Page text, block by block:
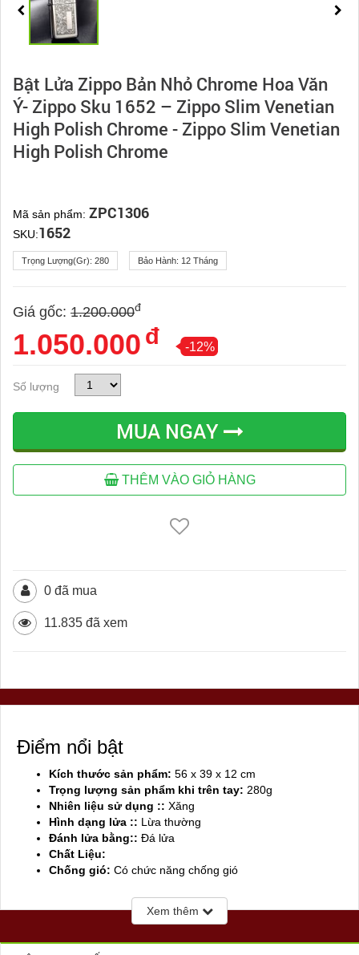
Bật Lửa Zippo Bản Nhỏ Chrome Hoa Văn
Ý- Zippo Sku 1652 – Zippo Slim Venetian
High Polish Chrome - Zippo Slim Venetian
High Polish Chrome
Mã sản phẩm: ZPC1306
SKU:1652
Trọng Lượng(gr): 280 Bảo Hành: 12 Tháng
Giá gốc: 1.200.000đ
1.050.000 đ -12%
Số lượng
MUA NGAY
THÊM VÀO GIỎ HÀNG
0 đã mua
11.835 đã xem
Điểm nổi bật
Kích thước sản phẩm: 56 x 39 x 12 cm
Trọng lượng sản phẩm khi trên tay: 280g
Nhiên liệu sử dụng :: Xăng
Hình dạng lửa :: Lừa thường
Đánh lửa bằng:: Đá lửa
Chất Liệu:
Chống gió: Có chức năng chống gió
Xem thêm